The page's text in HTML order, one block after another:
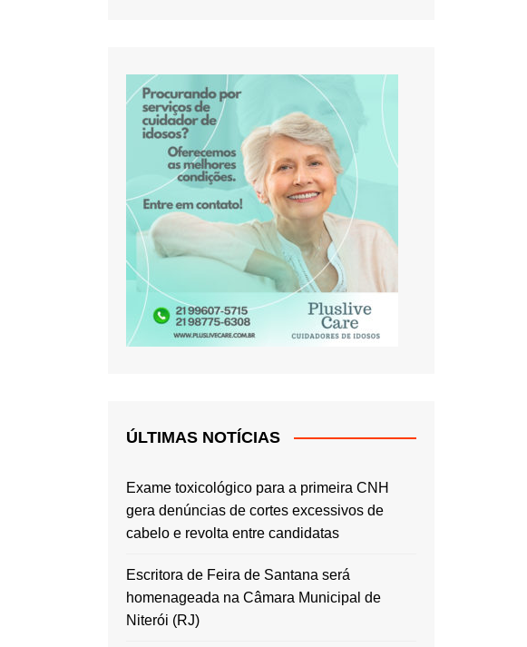
ÚLTIMAS NOTÍCIAS
Exame toxicológico para a primeira CNH
gera denúncias de cortes excessivos de
cabelo e revolta entre candidatas
Escritora de Feira de Santana será
homenageada na Câmara Municipal de
Niterói (RJ)